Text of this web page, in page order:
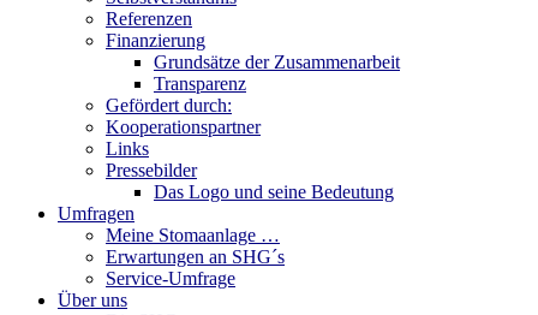
Referenzen
Finanzierung
Grundsätze der Zusammenarbeit
Transparenz
Gefördert durch:
Kooperationspartner
Links
Pressebilder
Das Logo und seine Bedeutung
Umfragen
Meine Stomaanlage …
Erwartungen an SHG´s
Service-Umfrage
Über uns